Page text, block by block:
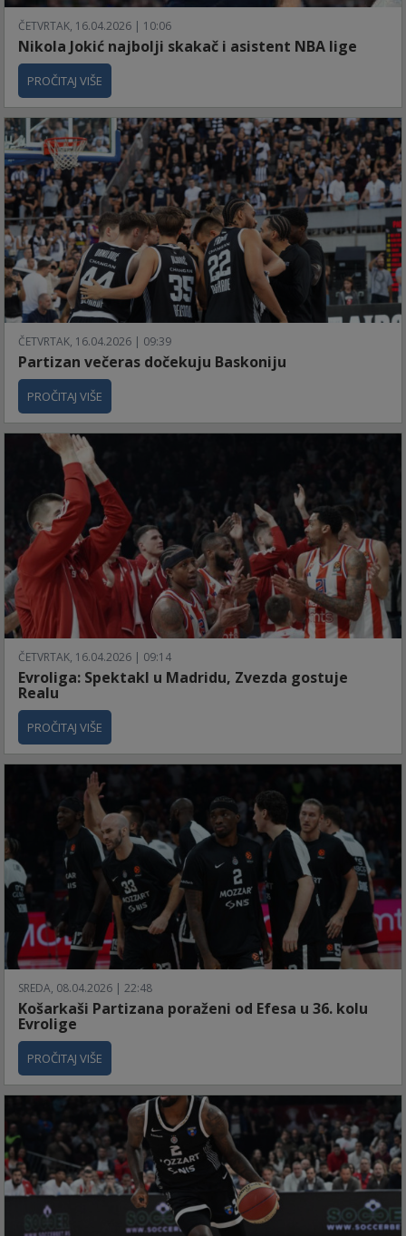
ČETVRTAK, 16.04.2026 | 10:06
Nikola Jokić najbolji skakač i asistent NBA lige
PROČITAJ VIŠE
ČETVRTAK, 16.04.2026 | 09:39
Partizan večeras dočekuju Baskoniju
PROČITAJ VIŠE
ČETVRTAK, 16.04.2026 | 09:14
Evroliga: Spektakl u Madridu, Zvezda gostuje
Realu
PROČITAJ VIŠE
SREDA, 08.04.2026 | 22:48
Košarkaši Partizana poraženi od Efesa u 36. kolu
Evrolige
PROČITAJ VIŠE